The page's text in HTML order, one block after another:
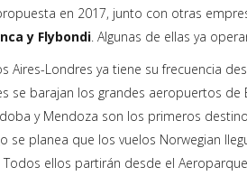
en 2017, junto con otras
y Flybondi. Algunas de ellas ya
Aires-Londres ya tiene su frecuencia
se barajan los grandes aeropuertos de
y Mendoza son los primeros
se planea que los vuelos Norwegian
ellos partirán desde el